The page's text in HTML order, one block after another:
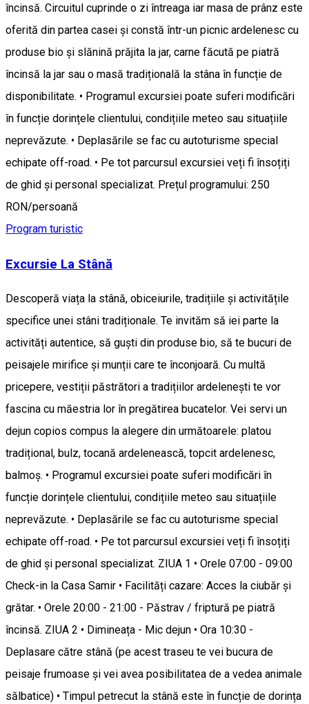
încinsă. Circuitul cuprinde o zi întreaga iar masa de prânz este
oferită din partea casei și constă într-un picnic ardelenesc cu
produse bio și slănină prăjita la jar, carne făcută pe piatră
încinsă la jar sau o masă tradițională la stâna în funcție de
disponibilitate. • Programul excursiei poate suferi modificări
în funcție dorințele clientului, condițiile meteo sau situațiile
neprevăzute. • Deplasările se fac cu autoturisme special
echipate off-road. • Pe tot parcursul excursiei veți fi însoțiți
de ghid și personal specializat. Prețul programului: 250
RON/persoană
Program turistic
Excursie La Stână
Descoperă viața la stână, obiceiurile, tradițiile și activitățile
specifice unei stâni tradiționale. Te invităm să iei parte la
activități autentice, să guști din produse bio, să te bucuri de
peisajele mirifice și munții care te înconjoară. Cu multă
pricepere, vestiții păstrători a tradițiilor ardelenești te vor
fascina cu măestria lor în pregătirea bucatelor. Vei servi un
dejun copios compus la alegere din următoarele: platou
tradițional, bulz, tocană ardelenească, topcit ardelenesc,
balmoș. • Programul excursiei poate suferi modificări în
funcție dorințele clientului, condițiile meteo sau situațiile
neprevăzute. • Deplasările se fac cu autoturisme special
echipate off-road. • Pe tot parcursul excursiei veți fi însoțiți
de ghid și personal specializat. ZIUA 1 • Orele 07:00 - 09:00
Check-in la Casa Samir • Facilități cazare: Acces la ciubăr și
grătar. • Orele 20:00 - 21:00 - Păstrav / friptură pe piatră
încinsă. ZIUA 2 • Dimineața - Mic dejun • Ora 10:30 -
Deplasare către stână (pe acest traseu te vei bucura de
peisaje frumoase și vei avea posibilitatea de a vedea animale
sălbatice) • Timpul petrecut la stână este în funcție de dorința